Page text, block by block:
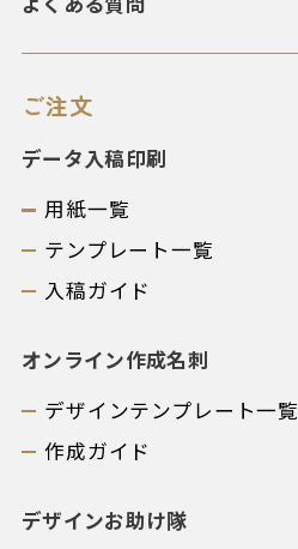
ご注文
データ入稿印刷
用紙一覧
テンプレート一覧
入稿ガイド
オンライン作成名刺
デザインテンプレート一覧
作成ガイド
デザインお助け隊